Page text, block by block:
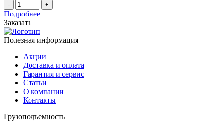
- +
Подробнее
Заказать
Полезная информация
Акции
Доставка и оплата
Гарантия и сервис
Статьи
О компании
Контакты
Грузоподъемность